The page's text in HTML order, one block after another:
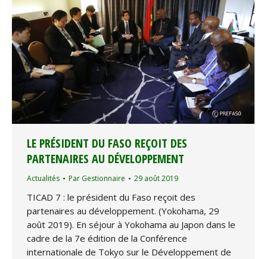
LE PRÉSIDENT DU FASO REÇOIT DES
PARTENAIRES AU DÉVELOPPEMENT
Actualités Par Gestionnaire 29 août 2019
TICAD 7 : le président du Faso reçoit des
partenaires au développement. (Yokohama, 29
août 2019). En séjour à Yokohama au Japon dans le
cadre de la 7e édition de la Conférence
internationale de Tokyo sur le Développement de